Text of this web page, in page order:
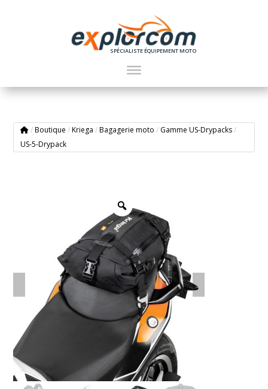
SPÉCIALISTE ÉQUIPEMENT MOTO
/ Boutique / Kriega / Bagagerie moto / Gamme US-Drypacks /
US-5-Drypack